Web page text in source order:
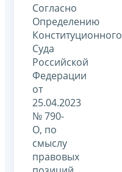
Согласно
Определению
Конституционного
Суда
Российской
Федерации
от
25.04.2023
№ 790-
О, по
смыслу
правовых